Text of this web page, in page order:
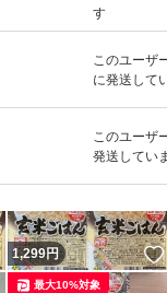
す
このユーザ
に発送して
このユーザ
発送してい
いいね！
1,299円
最大10%対象